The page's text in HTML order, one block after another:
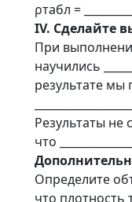
ρтабл =
IV. Сделайте
При
научились
результате мы
Результаты не
что
Определите
что плотность